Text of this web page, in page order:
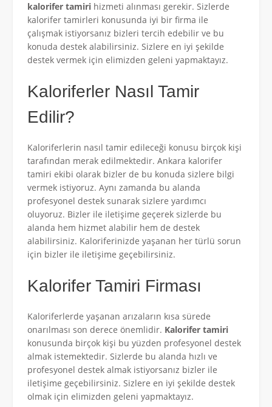
kalorifer tamiri hizmeti alınması gerekir. Sizlerde
kalorifer tamirleri konusunda iyi bir firma ile
çalışmak istiyorsanız bizleri tercih edebilir ve bu
konuda destek alabilirsiniz. Sizlere en iyi şekilde
destek vermek için elimizden geleni yapmaktayız.
Kaloriferler Nasıl Tamir
Edilir?
Kaloriferlerin nasıl tamir edileceği konusu birçok kişi
tarafından merak edilmektedir. Ankara kalorifer
tamiri ekibi olarak bizler de bu konuda sizlere bilgi
vermek istiyoruz. Aynı zamanda bu alanda
profesyonel destek sunarak sizlere yardımcı
oluyoruz. Bizler ile iletişime geçerek sizlerde bu
alanda hem hizmet alabilir hem de destek
alabilirsiniz. Kaloriferinizde yaşanan her türlü sorun
için bizler ile iletişime geçebilirsiniz.
Kalorifer Tamiri Firması
Kaloriferlerde yaşanan arızaların kısa sürede
onarılması son derece önemlidir. Kalorifer tamiri
konusunda birçok kişi bu yüzden profesyonel destek
almak istemektedir. Sizlerde bu alanda hızlı ve
profesyonel destek almak istiyorsanız bizler ile
iletişime geçebilirsiniz. Sizlere en iyi şekilde destek
olmak için elimizden geleni yapmaktayız.